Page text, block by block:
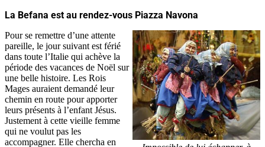
La Befana est au rendez-vous Piazza Navona
Pour se remettre d’une attente
pareille, le jour suivant est férié
dans toute l’Italie qui achève la
période des vacances de Noël sur
une belle histoire. Les Rois
Mages auraient demandé leur
chemin en route pour apporter
leurs présents à l’enfant Jésus.
Justement à cette vieille femme
qui ne voulut pas les
accompagner. Elle chercha en